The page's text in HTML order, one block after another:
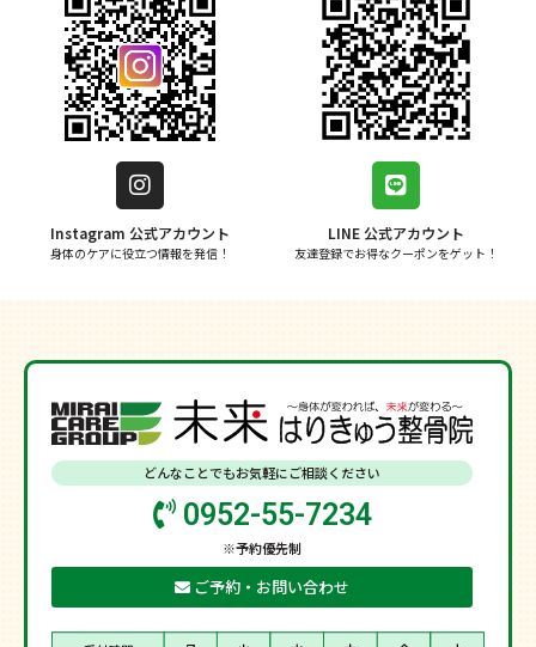
Instagram 公式アカウント
身体のケアに役立つ情報を発信！
LINE 公式アカウント
友達登録でお得なクーポンをゲット！
どんなことでもお気軽にご相談ください
0952-55-7234
※予約優先制
ご予約・お問い合わせ